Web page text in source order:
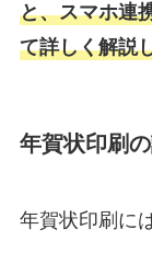
と、スマホ連
て詳しく解説
年賀状印刷
年賀状印刷に